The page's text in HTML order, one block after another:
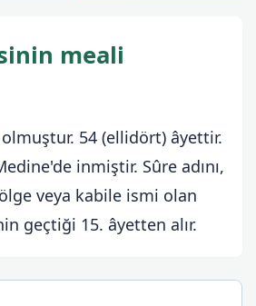
meali
54 (ellidört) âyettir.
inmiştir. Sûre adını,
veya kabile ismi olan
geçtiği 15. âyetten alır.